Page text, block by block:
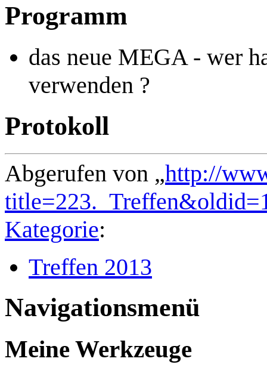
Programm
das neue MEGA - wer
verwenden ?
Protokoll
Abgerufen von „http://
Kategorie:
Treffen 2013
Navigationsmenü
Meine Werkzeuge